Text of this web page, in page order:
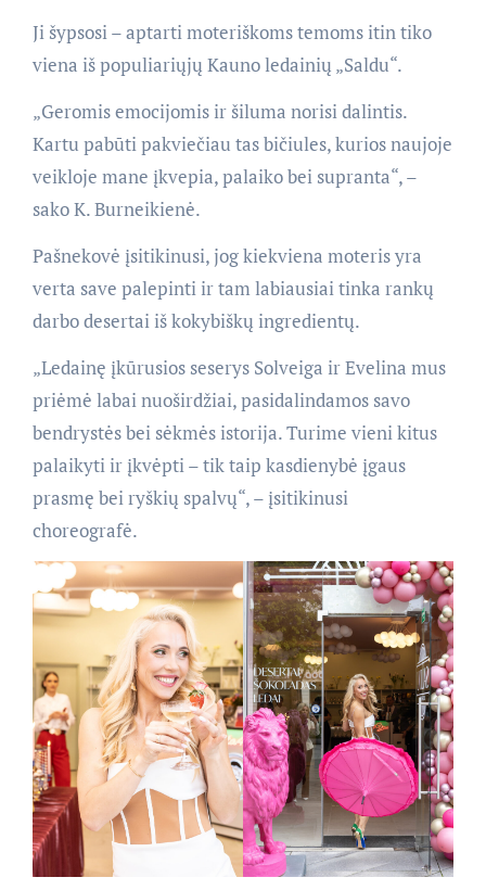
Ji šypsosi – aptarti moteriškoms temoms itin tiko
viena iš populiariųjų Kauno ledainių „Saldu“.
„Geromis emocijomis ir šiluma norisi dalintis.
Kartu pabūti pakviečiau tas bičiules, kurios naujoje
veikloje mane įkvepia, palaiko bei supranta“, –
sako K. Burneikienė.
Pašnekovė įsitikinusi, jog kiekviena moteris yra
verta save palepinti ir tam labiausiai tinka rankų
darbo desertai iš kokybiškų ingredientų.
„Ledainę įkūrusios seserys Solveiga ir Evelina mus
priėmė labai nuoširdžiai, pasidalindamos savo
bendrystės bei sėkmės istorija. Turime vieni kitus
palaikyti ir įkvėpti – tik taip kasdienybė įgaus
prasmę bei ryškių spalvų“, – įsitikinusi
choreografė.